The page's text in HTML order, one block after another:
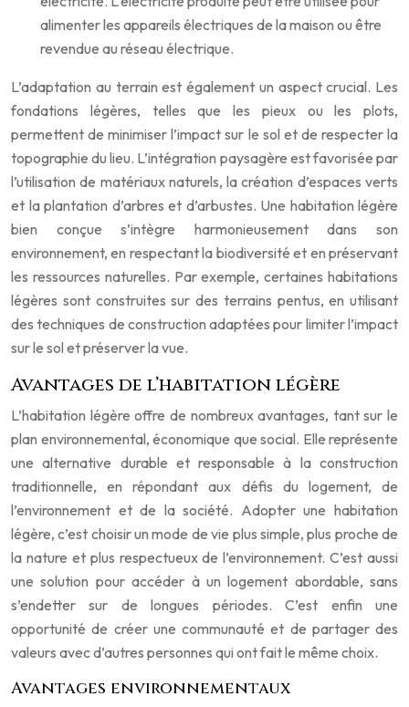
alimenter les appareils électriques de la maison ou être
revendue au réseau électrique.
L’adaptation au terrain est également un aspect crucial. Les
fondations légères, telles que les pieux ou les plots,
permettent de minimiser l’impact sur le sol et de respecter la
topographie du lieu. L’intégration paysagère est favorisée par
l’utilisation de matériaux naturels, la création d’espaces verts
et la plantation d’arbres et d’arbustes. Une habitation légère
bien conçue s’intègre harmonieusement dans son
environnement, en respectant la biodiversité et en préservant
les ressources naturelles. Par exemple, certaines habitations
légères sont construites sur des terrains pentus, en utilisant
des techniques de construction adaptées pour limiter l’impact
sur le sol et préserver la vue.
Avantages de l’habitation légère
L’habitation légère offre de nombreux avantages, tant sur le
plan environnemental, économique que social. Elle représente
une alternative durable et responsable à la construction
traditionnelle, en répondant aux défis du logement, de
l’environnement et de la société. Adopter une habitation
légère, c’est choisir un mode de vie plus simple, plus proche de
la nature et plus respectueux de l’environnement. C’est aussi
une solution pour accéder à un logement abordable, sans
s’endetter sur de longues périodes. C’est enfin une
opportunité de créer une communauté et de partager des
valeurs avec d’autres personnes qui ont fait le même choix.
Avantages environnementaux